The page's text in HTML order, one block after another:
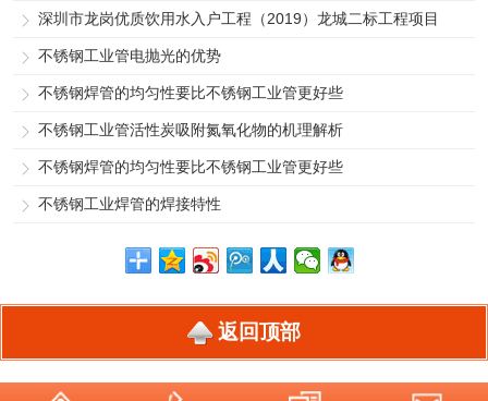
深圳市龙岗优质饮用水入户工程（2019）龙城二标工程项目
不锈钢工业管电抛光的优势
不锈钢焊管的均匀性要比不锈钢工业管更好些
不锈钢工业管活性炭吸附氮氧化物的机理解析
不锈钢焊管的均匀性要比不锈钢工业管更好些
不锈钢工业焊管的焊接特性
返回顶部